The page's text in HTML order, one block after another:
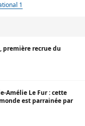
1
première recrue du
Amélie Le Fur : cette
est parrainée par